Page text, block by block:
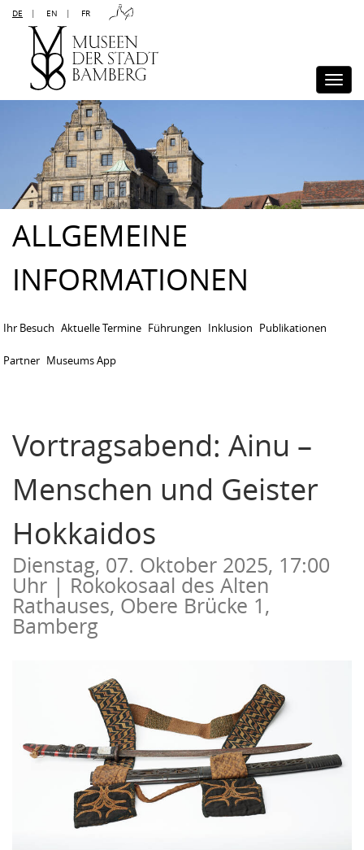
DE EN FR
Kontakt Sitemap Impressum
Disclaimer
Presse
ALLGEMEINE
INFORMATIONEN
Ihr Besuch Aktuelle Termine Führungen Inklusion Publikationen
Partner Museums App
Vortragsabend: Ainu –
Menschen und Geister
Hokkaidos
​​​​​​​Dienstag, 07. Oktober 2025, 17:00
Uhr | Rokokosaal des Alten
Rathauses, Obere Brücke 1,
Bamberg